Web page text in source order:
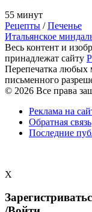
55 минут
Рецепты /Печенье
Итальянское
Весь контент и
принадлежат сайту
Перепечатка любых
письменного
© 2026 Все права
Реклама на
Обратная связь
Последние
X